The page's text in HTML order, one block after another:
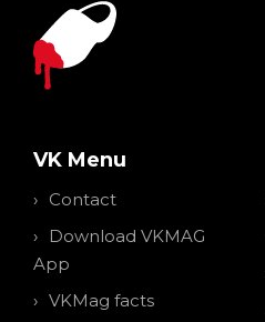
VK Menu
Contact
Download VKMAG
App
VKMag facts